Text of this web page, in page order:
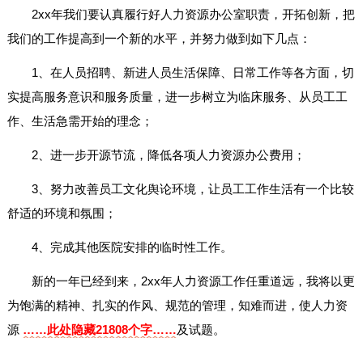
2xx年我们要认真履行好人力资源办公室职责，开拓创新，把
我们的工作提高到一个新的水平，并努力做到如下几点：
1、在人员招聘、新进人员生活保障、日常工作等各方面，切
实提高服务意识和服务质量，进一步树立为临床服务、从员工工
作、生活急需开始的理念；
2、进一步开源节流，降低各项人力资源办公费用；
3、努力改善员工文化舆论环境，让员工工作生活有一个比较
舒适的环境和氛围；
4、完成其他医院安排的临时性工作。
新的一年已经到来，2xx年人力资源工作任重道远，我将以更
为饱满的精神、扎实的作风、规范的管理，知难而进，使人力资
源 ……此处隐藏21808个字……及试题。